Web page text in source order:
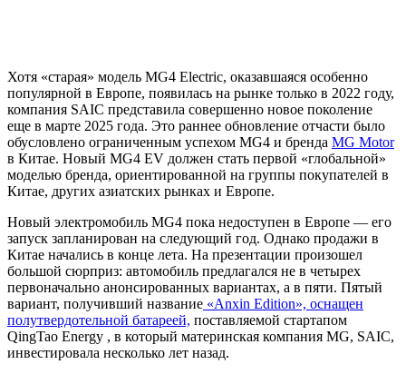
Хотя «старая» модель MG4 Electric, оказавшаяся особенно
популярной в Европе, появилась на рынке только в 2022 году,
компания SAIC представила совершенно новое поколение
еще в марте 2025 года. Это раннее обновление отчасти было
обусловлено ограниченным успехом MG4 и бренда MG Motor
в Китае. Новый MG4 EV должен стать первой «глобальной»
моделью бренда, ориентированной на группы покупателей в
Китае, других азиатских рынках и Европе.
Новый электромобиль MG4 пока недоступен в Европе — его
запуск запланирован на следующий год. Однако продажи в
Китае начались в конце лета. На презентации произошел
большой сюрприз: автомобиль предлагался не в четырех
первоначально анонсированных вариантах, а в пяти. Пятый
вариант, получивший название «Anxin Edition», оснащен
полутвердотельной батареей, поставляемой стартапом
QingTao Energy , в который материнская компания MG, SAIC,
инвестировала несколько лет назад.